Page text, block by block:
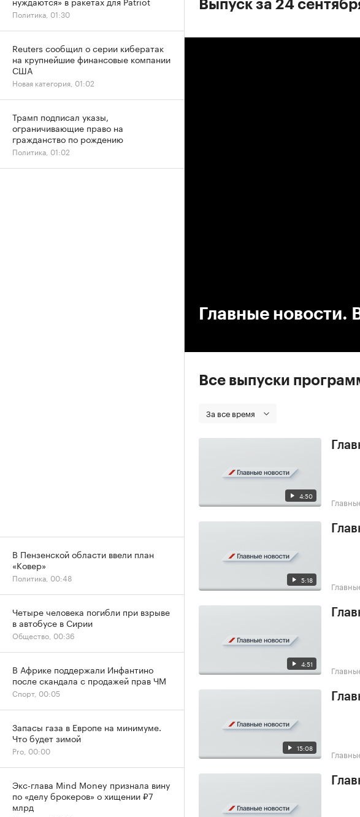
Выпуск за 24
Главные новости.
Все выпуски
За все время
4:50
5:18
4:51
15:08
Политика, 01:30
Reuters сообщил о серии кибератак
на крупнейшие финансовые компании
США
Новая категория, 01:02
Трамп подписал указы,
ограничивающие право на
гражданство по рождению
Политика, 01:02
В Пензенской области ввели план
«Ковер»
Политика, 00:48
Четыре человека погибли при взрыве
в автобусе в Сирии
Общество, 00:36
В Африке поддержали Инфантино
после скандала с продажей прав ЧМ
Спорт, 00:05
Запасы газа в Европе на минимуме.
Что будет зимой
Pro, 00:00
Экс-глава Mind Money признала вину
по «делу брокеров» о хищении ₽7
млрд